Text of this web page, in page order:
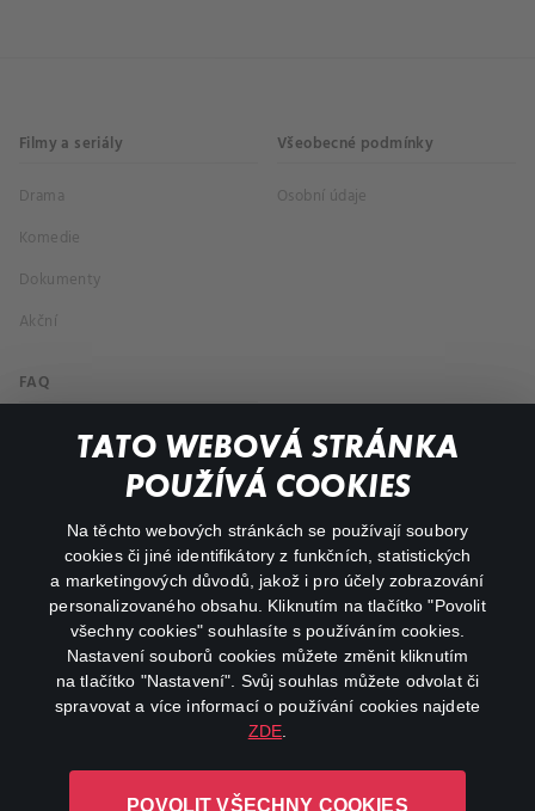
TATO WEBOVÁ STRÁNKA
POUŽÍVÁ COOKIES
Na těchto webových stránkách se používají soubory
cookies či jiné identifikátory z funkčních, statistických
a marketingových důvodů, jakož i pro účely zobrazování
personalizovaného obsahu. Kliknutím na tlačítko "Povolit
všechny cookies" souhlasíte s používáním cookies.
Nastavení souborů cookies můžete změnit kliknutím
na tlačítko "Nastavení". Svůj souhlas můžete odvolat či
spravovat a více informací o používání cookies najdete
ZDE
POVOLIT VŠECHNY COOKIES
Filmy a seriály
Drama
Komedie
Dokumenty
Akční
Všeobecné podmínky
Osobní údaje
FAQ
Můj účet
Důležité odkazy
facebookinstagram
youtube